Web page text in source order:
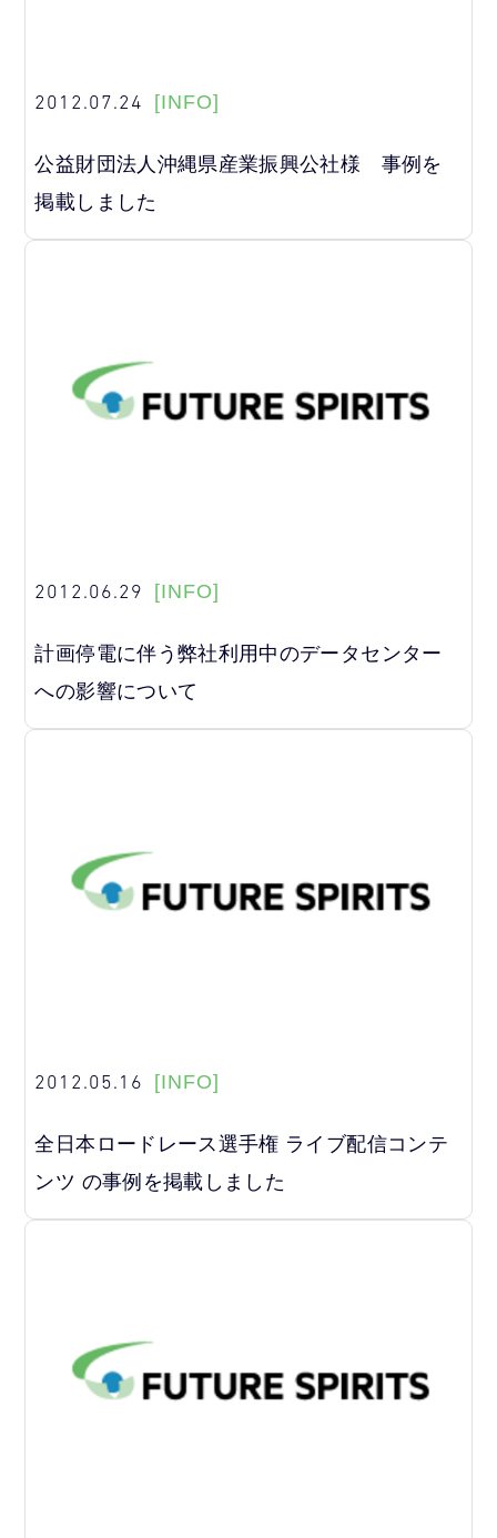
2012.07.24 [INFO]
公益財団法人沖縄県産業振興公社様 事例を
掲載しました
2012.06.29 [INFO]
計画停電に伴う弊社利用中のデータセンター
への影響について
2012.05.16 [INFO]
全日本ロードレース選手権 ライブ配信コンテ
ンツ の事例を掲載しました